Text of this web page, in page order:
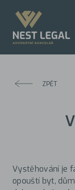
ZPĚT
Vystěhování je
opouští byt,